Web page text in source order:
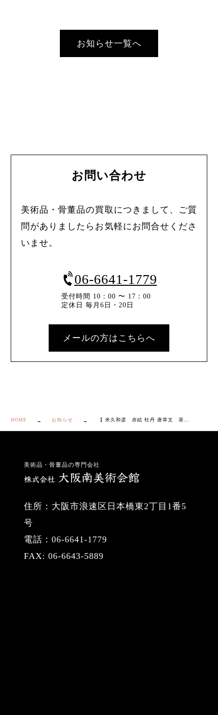
お知らせ一覧へ
お問い合わせ
美術品・骨董品の買取につきまして、ご質
問がありましたらお気軽にお問合せくださ
いませ。
06-6641-1779
受付時間 10：00 〜 17：00
定休日 毎月6日・20日
メールの方はこちらへ
HOME お知らせ
美術品・骨董品の専門会社
住所：大阪市浪速区日本橋東2丁目1番5
号
電話：06-6641-1779
FAX: 06-6643-5889